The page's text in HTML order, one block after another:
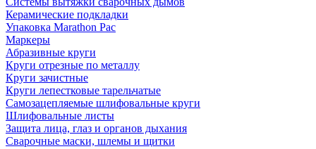
Керамические подкладки
Упаковка Marathon Pac
Маркеры
Абразивные круги
Круги отрезные по металлу
Круги зачистные
Круги лепестковые тарельчатые
Самозацепляемые шлифовальные круги
Шлифовальные листы
Защита лица, глаз и органов дыхания
Сварочные маски, шлемы и щитки